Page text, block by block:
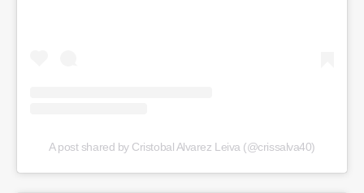
A post shared by Cristobal Alvarez Leiva (@crissalva40)